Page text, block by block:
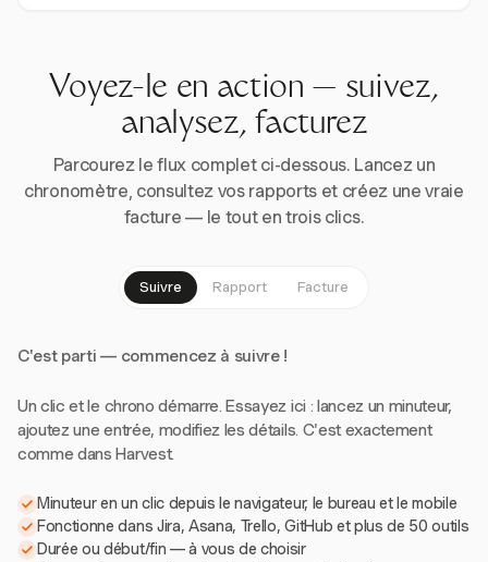
Voyez-le en action — suivez,
analysez, facturez
Parcourez le flux complet ci-dessous. Lancez un
chronomètre, consultez vos rapports et créez une vraie
facture — le tout en trois clics.
Suivre Rapport Facture
C'est parti — commencez à suivre !
Un clic et le chrono démarre. Essayez ici : lancez un minuteur,
ajoutez une entrée, modifiez les détails. C'est exactement
comme dans Harvest.
Minuteur en un clic depuis le navigateur, le bureau et le mobile
Fonctionne dans Jira, Asana, Trello, GitHub et plus de 50 outils
Durée ou début/fin — à vous de choisir